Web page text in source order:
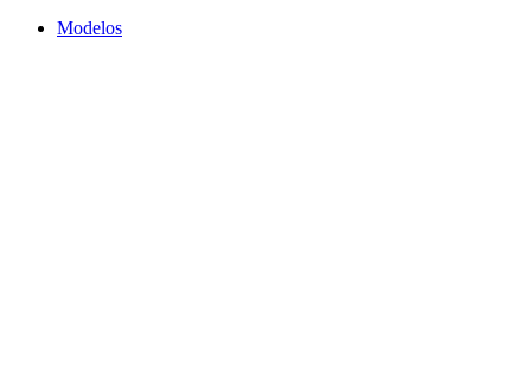
Modelos